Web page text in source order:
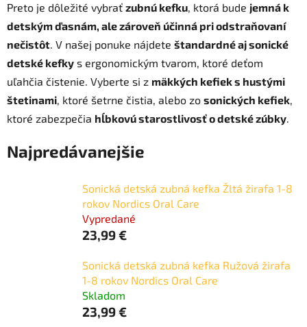
Preto je dôležité vybrať zubnú kefku , ktorá bude jemná k
detským ďasnám, ale zároveň účinná pri odstraňovaní
nečistôt . V našej ponuke nájdete štandardné aj sonické
detské kefky s ergonomickým tvarom, ktoré deťom
uľahčia čistenie. Vyberte si z mäkkých kefiek s hustými
štetinami , ktoré šetrne čistia, alebo zo sonických kefiek
ktoré zabezpečia hĺbkovú starostlivosť o detské zúbky
Najpredávanejšie
Sonická detská zubná kefka Žltá žirafa 1-8
rokov Nordics Oral Care
Vypredané
23,99 €
Sonická detská zubná kefka Ružová žirafa
1-8 rokov Nordics Oral Care
Skladom
23,99 €